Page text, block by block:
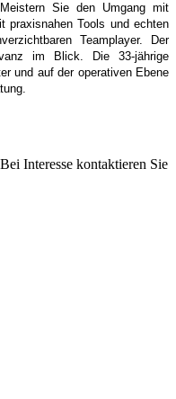
Sie den Umgang mit
praxisnahen Tools und echten
Teamplayer. Der
im Blick. Die 33-jährige
und auf der operativen Ebene
Interesse kontaktieren Sie